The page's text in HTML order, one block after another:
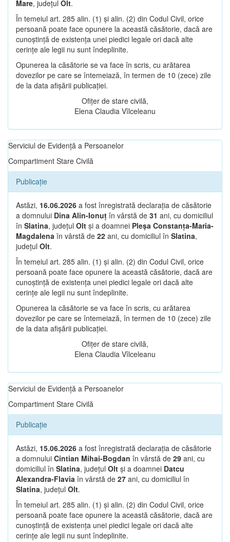
Mare, județul Olt.
În temeiul art. 285 alin. (1) și alin. (2) din Codul Civil, orice
persoană poate face opunere la această căsătorie, dacă are
cunoștință de existența unei piedici legale ori dacă alte
cerințe ale legii nu sunt îndeplinite.
Opunerea la căsătorie se va face în scris, cu arătarea
dovezilor pe care se întemeiază, în termen de 10 (zece) zile
de la data afișării publicației.
Ofițer de stare civilă,
Elena Claudia Vîlceleanu
Serviciul de Evidență a Persoanelor
Compartiment Stare Civilă
Publicație
Astăzi, 16.06.2026 a fost înregistrată declarația de căsătorie
a domnului Dina Alin-Ionuț în vârstă de 31 ani, cu domiciliul
în Slatina, județul Olt și a doamnei Pleșa Constanța-Maria-
Magdalena în vârstă de 22 ani, cu domiciliul în Slatina,
județul Olt.
În temeiul art. 285 alin. (1) și alin. (2) din Codul Civil, orice
persoană poate face opunere la această căsătorie, dacă are
cunoștință de existența unei piedici legale ori dacă alte
cerințe ale legii nu sunt îndeplinite.
Opunerea la căsătorie se va face în scris, cu arătarea
dovezilor pe care se întemeiază, în termen de 10 (zece) zile
de la data afișării publicației.
Ofițer de stare civilă,
Elena Claudia Vîlceleanu
Serviciul de Evidență a Persoanelor
Compartiment Stare Civilă
Publicație
Astăzi, 15.06.2026 a fost înregistrată declarația de căsătorie
a domnului Cintian Mihai-Bogdan în vârstă de 29 ani, cu
domiciliul în Slatina, județul Olt și a doamnei Datcu
Alexandra-Flavia în vârstă de 27 ani, cu domiciliul în
Slatina, județul Olt.
În temeiul art. 285 alin. (1) și alin. (2) din Codul Civil, orice
persoană poate face opunere la această căsătorie, dacă are
cunoștință de existența unei piedici legale ori dacă alte
cerințe ale legii nu sunt îndeplinite.